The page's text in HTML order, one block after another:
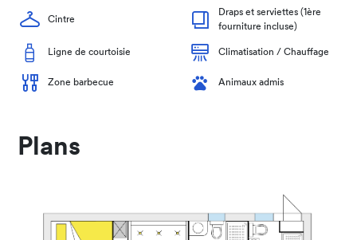
Cintre
Draps et serviettes (1ère
fourniture incluse)
Ligne de courtoisie Climatisation / Chauffage
Zone barbecue Animaux admis
Plans